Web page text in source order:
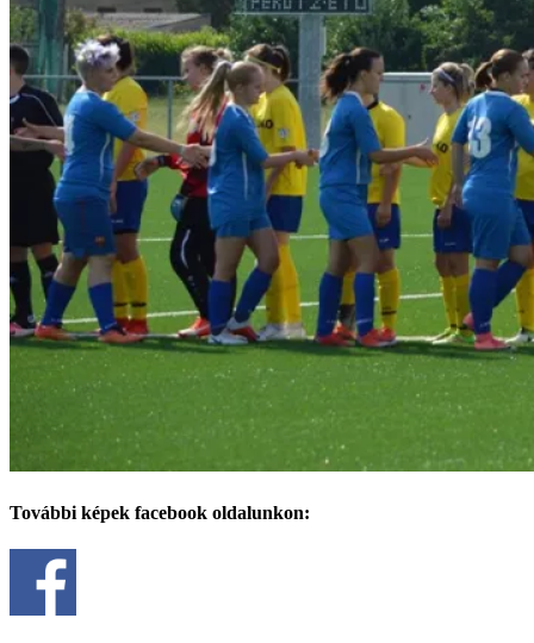
További képek facebook oldalunkon: